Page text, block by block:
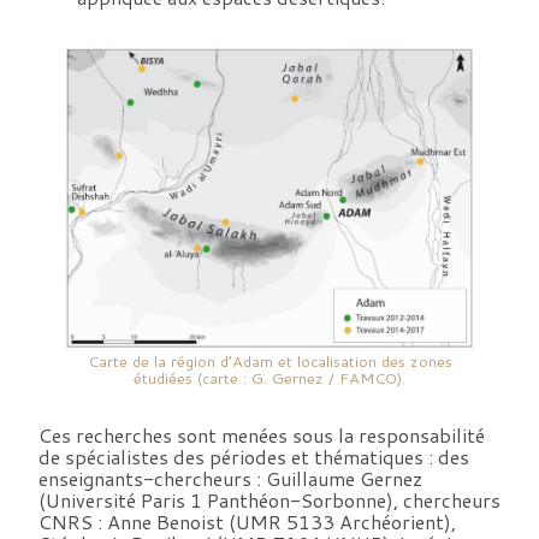
Carte de la région d’Adam et localisation des zones
étudiées (carte : G. Gernez / FAMCO).
Ces recherches sont menées sous la responsabilité
de spécialistes des périodes et thématiques : des
enseignants-chercheurs : Guillaume Gernez
(Université Paris 1 Panthéon-Sorbonne), chercheurs
CNRS : Anne Benoist (UMR 5133 Archéorient),